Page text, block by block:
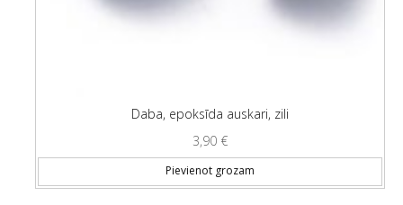
Daba, epoksīda auskari, zili
3,90 €
Pievienot grozam